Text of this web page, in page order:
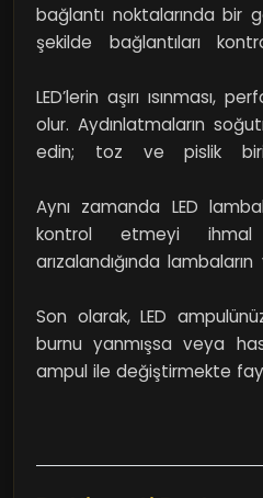
lambalarınızı yeniden
bağlantı noktalarında bir
şekilde bağlantıları
hasara yol açabilir!
LED’lerin aşırı ısınması,
olur. Aydınlatmaların
edin; toz ve pislik
getirebilirsiniz. Basit
yardımıyla tozları almayı
Aynı zamanda LED
kontrol etmeyi ihmal
arızalandığında
sorun yoksa, belki de
gerekiyor.
Son olarak, LED
burnu yanmışsa veya
ampul ile değiştirmekte